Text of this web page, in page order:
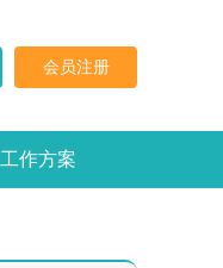
会员注册
工作方案